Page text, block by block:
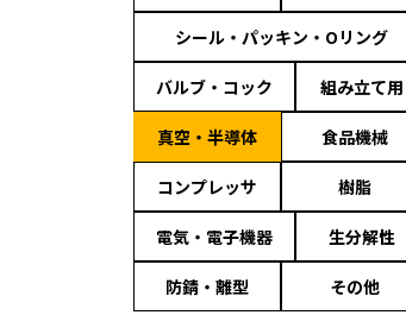
シール・パッキン・Oリング
バルブ・コック 組み立て用
真空・半導体 食品機械
コンプレッサ 樹脂
電気・電子機器 生分解性
防錆・離型 その他